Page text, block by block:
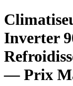
Inverter
— Prix